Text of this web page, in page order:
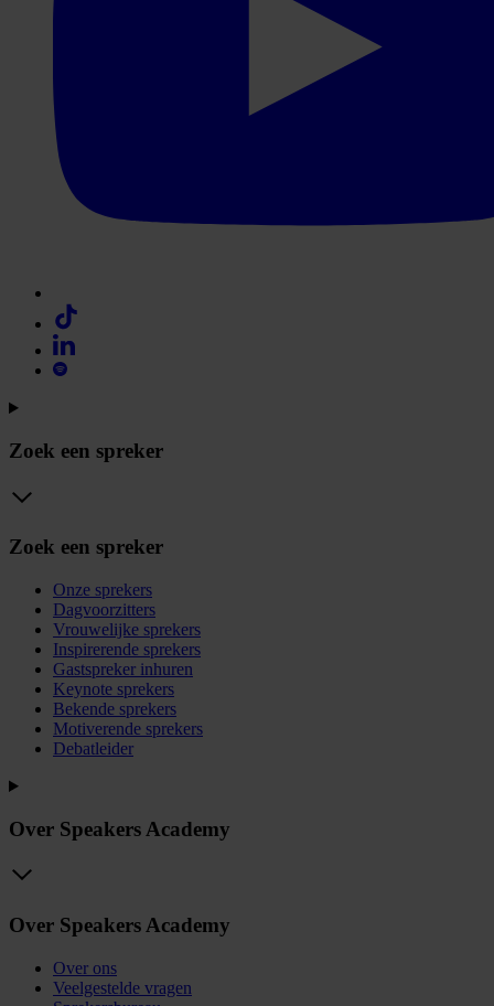
Zoek een spreker
Zoek een spreker
Onze sprekers
Dagvoorzitters
Vrouwelijke sprekers
Inspirerende sprekers
Gastspreker inhuren
Keynote sprekers
Bekende sprekers
Motiverende sprekers
Debatleider
Over Speakers Academy
Over Speakers Academy
Over ons
Veelgestelde vragen